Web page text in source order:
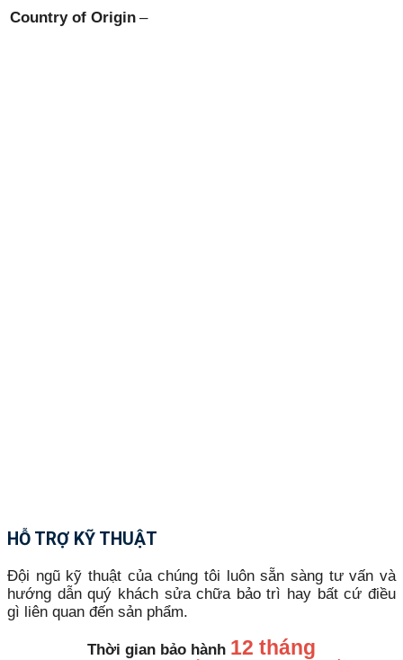
Country of Origin –
HỖ TRỢ KỸ THUẬT
Đội ngũ kỹ thuật của chúng tôi luôn sẵn sàng tư vấn và
hướng dẫn quý khách sửa chữa bảo trì hay bất cứ điều
gì liên quan đến sản phẩm.
Thời gian bảo hành 12 tháng